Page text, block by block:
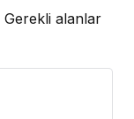
Gerekli alanlar